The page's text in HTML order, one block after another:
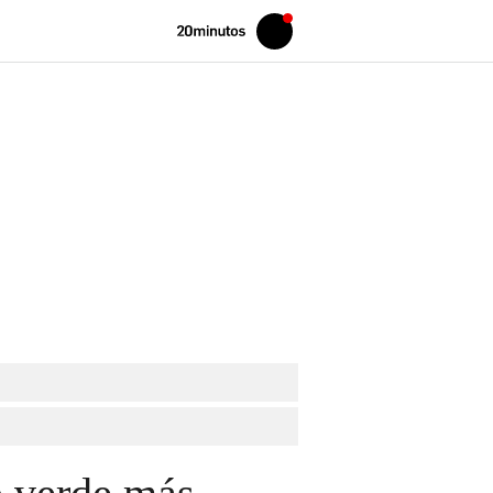
Volver
Iniciar
sesión